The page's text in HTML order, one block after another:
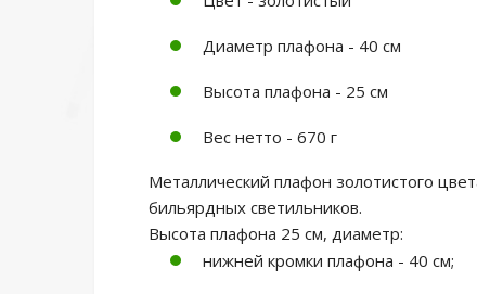
Диаметр плафона - 40 см
Высота плафона - 25 см
Вес нетто - 670 г
Металлический плафон золотистого
бильярдных светильников.
Высота плафона 25 см, диаметр:
нижней кромки плафона - 40 см;